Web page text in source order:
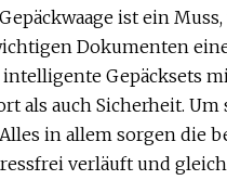
ist ein
Dokumenten
Gepäcksets
als auch Sicherheit.
in allem sorgen die
verläuft und